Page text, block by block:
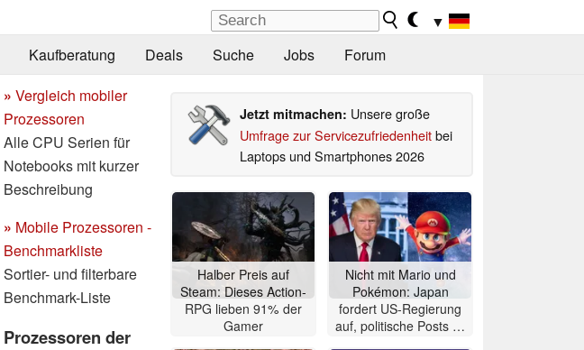
▼
Kaufberatung Deals Suche Jobs Forum
» Vergleich mobiler
Prozessoren
Alle CPU Serien für
Notebooks mit kurzer
Beschreibung
» Mobile Prozessoren -
Benchmarkliste
Sortier- und filterbare
Benchmark-Liste
Prozessoren der
Jetzt mitmachen: Unsere große
Umfrage zur Servicezufriedenheitbei
Laptops und Smartphones 2026
Halber Preis auf
Steam: Dieses Action-
RPG lieben 91% der
Gamer
Nicht mit Mario und
Pokémon: Japan
fordert US-Regierung
auf, politische Posts zu